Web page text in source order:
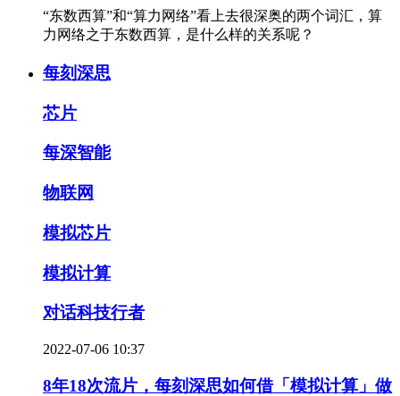
“东数西算”和“算力网络”看上去很深奥的两个词汇，算
力网络之于东数西算，是什么样的关系呢？
每刻深思
芯片
每深智能
物联网
模拟芯片
模拟计算
对话科技行者
2022-07-06 10:37
8年18次流片，每刻深思如何借「模拟计算」做